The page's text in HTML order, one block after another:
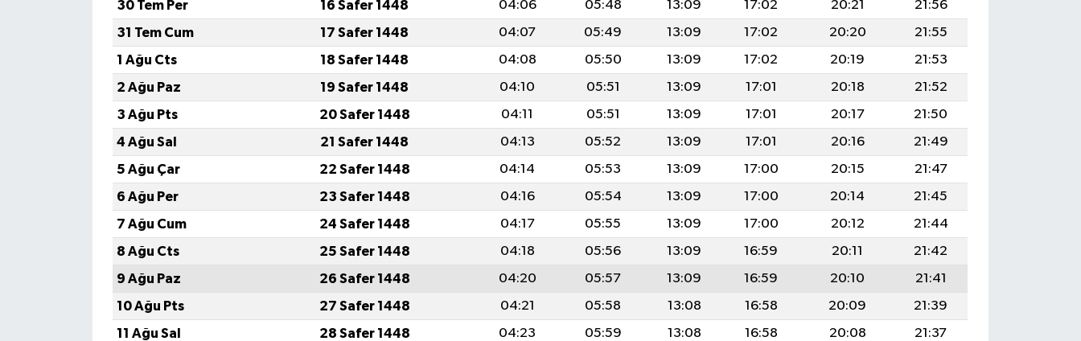
30 Tem Per
16 Safer 1448 04:06 05:48 13:09 17:02 20:21
21:56
31 Tem Cum
17 Safer 1448 04:07 05:49 13:09 17:02 20:20
21:55
1 Ağu Cts
18 Safer 1448 04:08 05:50 13:09 17:02 20:19
21:53
2 Ağu Paz
19 Safer 1448 04:10 05:51 13:09 17:01 20:18
21:52
3 Ağu Pts
20 Safer 1448 04:11 05:51 13:09 17:01 20:17
21:50
4 Ağu Sal
21 Safer 1448 04:13 05:52 13:09 17:01 20:16
21:49
5 Ağu Çar
22 Safer 1448 04:14 05:53 13:09 17:00 20:15
21:47
6 Ağu Per
23 Safer 1448 04:16 05:54 13:09 17:00 20:14
21:45
7 Ağu Cum
24 Safer 1448 04:17 05:55 13:09 17:00 20:12
21:44
8 Ağu Cts
25 Safer 1448 04:18 05:56 13:09 16:59 20:11
21:42
9 Ağu Paz
26 Safer 1448 04:20 05:57 13:09 16:59 20:10
21:41
10 Ağu Pts
27 Safer 1448 04:21 05:58 13:08 16:58 20:09
21:39
11 Ağu Sal
28 Safer 1448 04:23 05:59 13:08 16:58 20:08
21:37